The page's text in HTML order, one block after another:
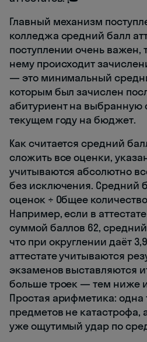
Главный механизм
колледжа средний балл
поступлении очень важен,
нему происходит
— это минимальный
которым был зачислен
абитуриент на выбранную
текущем году на бюджет.
Как считается средний
сложить все оценки,
учитываются абсолютно
без исключения. Средний
оценок ÷ Общее
Например, если в
суммой баллов 62, средний
что при округлении даёт
аттестате учитываются
экзаменов выставляются
больше троек — тем ниже
Простая арифметика: одна
предметов не катастрофа,
уже ощутимый удар по